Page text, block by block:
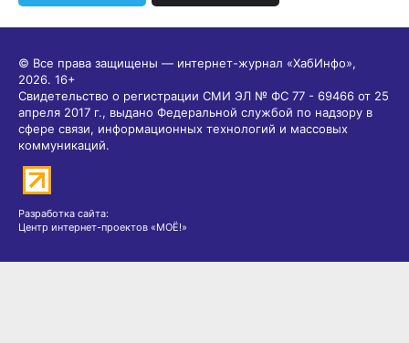
© Все права защищены — интернет-журнал «ХабИнфо»,
2026. 16+
Свидетельство о регистрации СМИ ЭЛ № ФС 77 - 69466 от 25
апреля 2017 г., выдано Федеральной службой по надзору в
сфере связи, информационных технологий и массовых
коммуникаций.
Разработка сайта:
Центр интернет-проектов «МОЁ!»